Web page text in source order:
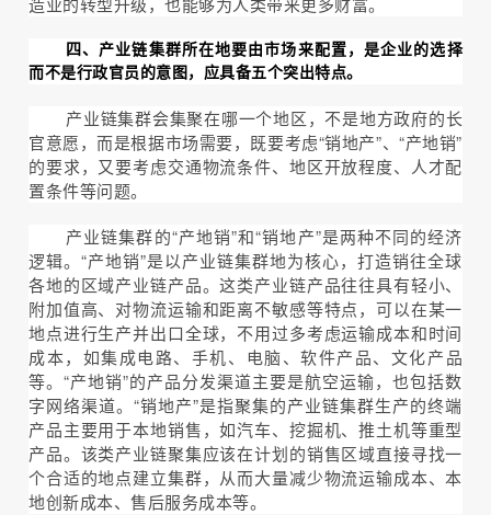
四、产业链集群所在地要由市场来配置，是企业的选择
而不是行政官员的意图，应具备五个突出特点。
产业链集群会集聚在哪一个地区，不是地方政府的长
官意愿，而是根据市场需要，既要考虑“销地产”、“产地销”
的要求，又要考虑交通物流条件、地区开放程度、人才配
置条件等问题。
产业链集群的“产地销”和“销地产”是两种不同的经济
逻辑。“产地销”是以产业链集群地为核心，打造销往全球
各地的区域产业链产品。这类产业链产品往往具有轻小、
附加值高、对物流运输和距离不敏感等特点，可以在某一
地点进行生产并出口全球，不用过多考虑运输成本和时间
成本，如集成电路、手机、电脑、软件产品、文化产品
等。“产地销”的产品分发渠道主要是航空运输，也包括数
字网络渠道。“销地产”是指聚集的产业链集群生产的终端
产品主要用于本地销售，如汽车、挖掘机、推土机等重型
产品。该类产业链聚集应该在计划的销售区域直接寻找一
个合适的地点建立集群，从而大量减少物流运输成本、本
地创新成本、售后服务成本等。